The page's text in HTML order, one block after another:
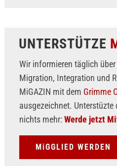
UNTERSTÜTZE
Wir informieren täglich
Migration, Integration und
MiGAZIN mit dem Grimme
ausgezeichnet. Unterstüzte
nichts mehr: Werde jetzt
MiGGLIED WERDEN